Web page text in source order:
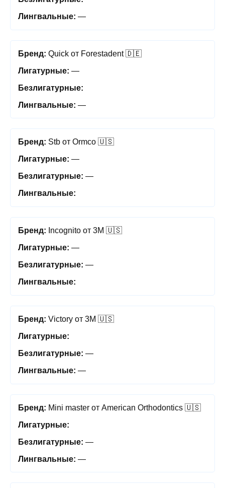
—
Quick от Forestadent 🇩🇪
—
—
Stb от Ormco 🇺🇸
—
—
Incognito от 3M 🇺🇸
—
—
Victory от 3M 🇺🇸
—
—
Mini master от American Orthodontics 🇺🇸
—
—